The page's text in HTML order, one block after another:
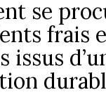
se
frais
issus